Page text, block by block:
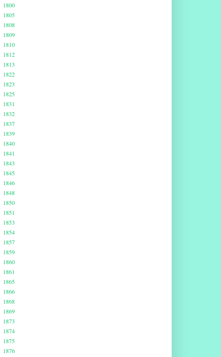
1800
1805
1808
1809
1810
1812
1813
1822
1823
1825
1831
1832
1837
1839
1840
1841
1843
1845
1846
1848
1850
1851
1853
1854
1857
1859
1860
1861
1865
1866
1868
1869
1873
1874
1875
1876